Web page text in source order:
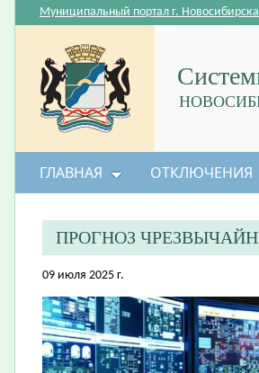
Муниципальный портал г. Новосибирска
ГЛАВНАЯ ОТКЛЮЧЕНИЯ
ПРОГНОЗ
09 июля 2025 г.